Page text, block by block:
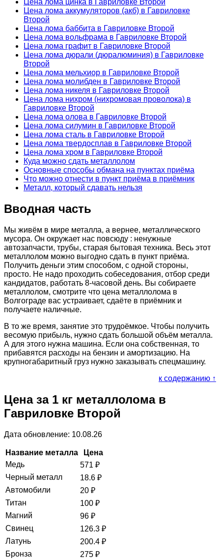
Цена лома аккумуляторов (акб) в Гавриловке
Второй
Цена лома баббита в Гавриловке Второй
Цена лома вольфрама в Гавриловке Второй
Цена лома графит в Гавриловке Второй
Цена лома дюрали (дюралюминия) в Гавриловке
Второй
Цена лома мельхиор в Гавриловке Второй
Цена лома молибден в Гавриловке Второй
Цена лома никеля в Гавриловке Второй
Цена лома нихром (нихромовая проволока) в
Гавриловке Второй
Цена лома олова в Гавриловке Второй
Цена лома силумин в Гавриловке Второй
Цена лома сталь в Гавриловке Второй
Цена лома твердосплав в Гавриловке Второй
Цена лома хром в Гавриловке Второй
Куда можно сдать металлолом
Основные способы обмана на пунктах приёма
Что можно отнести в пункт приёма в приёмник
Металл, который сдавать нельзя
Вводная часть
Мы живём в мире металла, а вернее, металлического
мусора. Он окружает нас повсюду : ненужные
автозапчасти, трубы, старая бытовая техника. Весь этот
металлолом можно выгодно сдать в пункт приёма.
Получить деньги этим способом, с одной стороны,
просто. Не надо проходить собеседования, отбор среди
кандидатов, работать 8-часовой день. Вы собираете
металлолом, смотрите что цена металлолома в
Волгограде вас устраивает, сдаёте в приёмник и
получаете наличные.
В то же время, занятие это трудоёмкое. Чтобы получить
весомую прибыль, нужно сдать большой объём металла.
А для этого нужна машина. Если она собственная, то
прибавятся расходы на бензин и амортизацию. На
крупногабаритный груз нужно заказывать спецмашину.
к содержанию ↑
Цена за 1 кг металлолома в
Гавриловке Второй
Дата обновление: 10.08.26
Название металла
Цена
Медь
571 ₽
Черный металл
18.6 ₽
Автомобили
20 ₽
Титан
100 ₽
Магний
96 ₽
Свинец
126.3 ₽
Латунь
200.4 ₽
Бронза
275 ₽